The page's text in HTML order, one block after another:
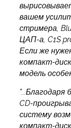
вашем
стримера,
ЦАП-а, C1S
Если же
компакт-
модель
CD-
систему
компакт-